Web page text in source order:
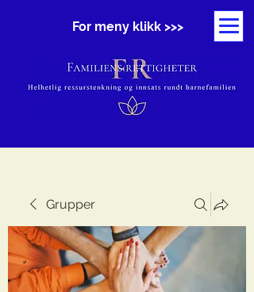
For meny klikk >>>
Grupper